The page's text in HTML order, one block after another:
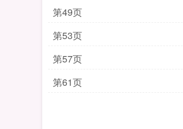
第49页
第53页
第57页
第61页